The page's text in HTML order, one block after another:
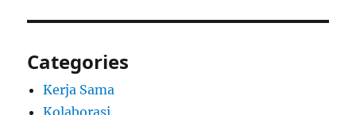
Categories
Kerja Sama